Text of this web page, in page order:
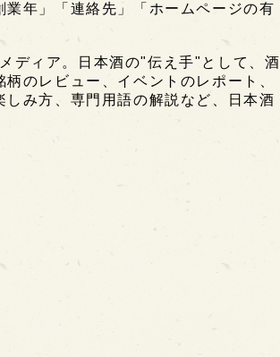
年」「連絡先」「ホームページの有
ディア。日本酒の"伝え手"として、酒
のレビュー、イベントのレポート、
み方、専門用語の解説など、日本酒